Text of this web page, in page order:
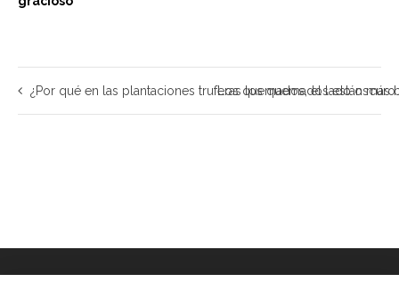
¿Por qué en las plantaciones truferas los quemados están más
Los quemados, el lado